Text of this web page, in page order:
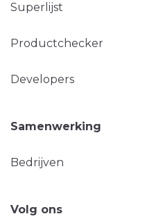
Superlijst
Productchecker
Developers
Samenwerking
Bedrijven
Volg ons